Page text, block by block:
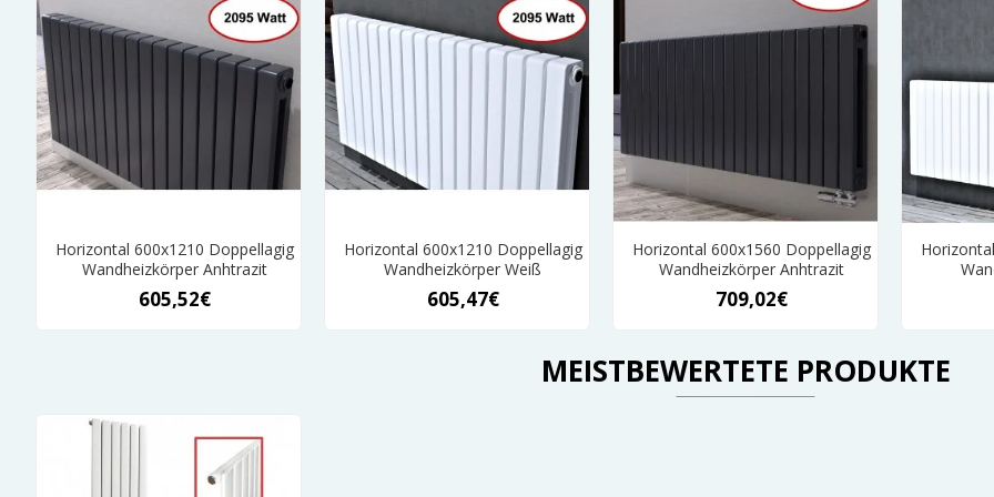
Horizontal 600x1210 Doppellagig
Wandheizkörper Anhtrazit
605,52€
Horizontal 600x1210 Doppellagig
Wandheizkörper Weiß
605,47€
Horizontal 600x1560 Doppellagig
Wandheizkörper Anhtrazit
709,02€
MEISTBEWERTETE PRODUKTE